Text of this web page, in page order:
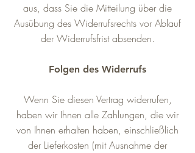
aus, dass Sie die Mitteilung über die
Ausübung des Widerrufsrechts vor Ablauf
der Widerrufsfrist absenden.
Folgen des Widerrufs
Wenn Sie diesen Vertrag widerrufen,
haben wir Ihnen alle Zahlungen, die wir
von Ihnen erhalten haben, einschließlich
der Lieferkosten (mit Ausnahme der